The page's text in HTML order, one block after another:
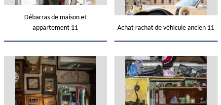
Débarras de maison et
appartement 11
Achat rachat de véhicule ancien 11